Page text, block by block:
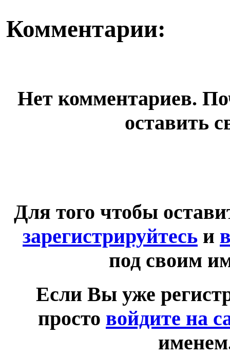
Комментарии:
Нет комментариев.
оставить
Для того чтобы
зарегистрируйтесь и
под своим
Если Вы уже
просто войдите на